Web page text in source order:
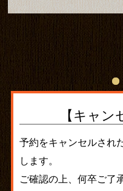
【キャン
予約をキャンセルされ
します。
ご確認の上、何卒ご了